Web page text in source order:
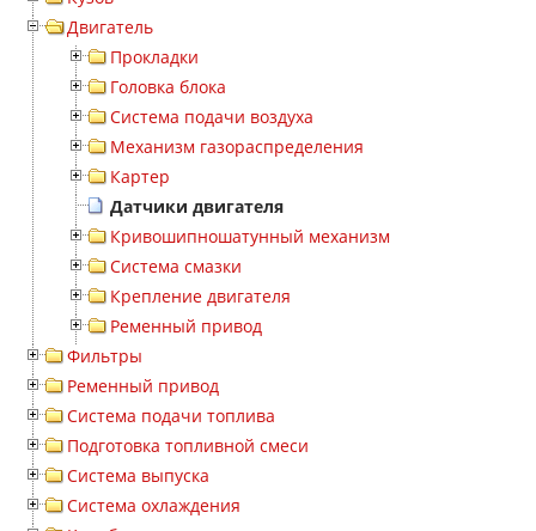
Двигатель
Прокладки
Головка блока
Система подачи воздуха
Механизм газораспределения
Картер
Датчики двигателя
Кривошипношатунный механизм
Система смазки
Крепление двигателя
Ременный привод
Фильтры
Ременный привод
Система подачи топлива
Подготовка топливной смеси
Система выпуска
Система охлаждения